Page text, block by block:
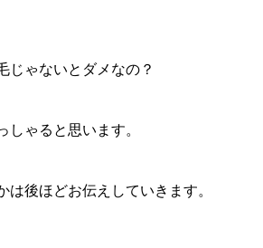
じゃないとダメなの？
しゃると思います。
は後ほどお伝えしていきます。